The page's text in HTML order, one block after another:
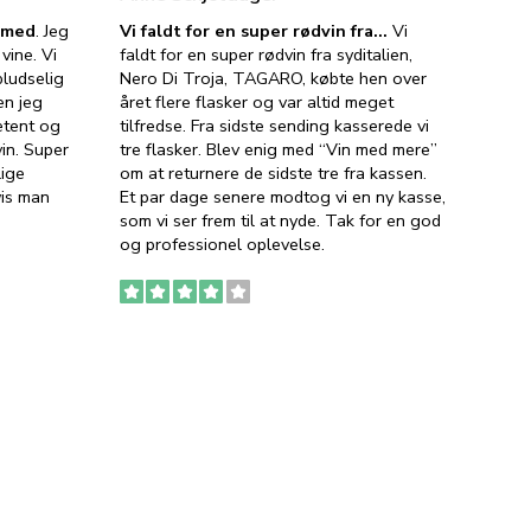
. Jeg
Vi
jeg
og
Super
man
Vi faldt for en super rødvin fra… Vi
faldt for en super rødvin fra syditalien,
Nero Di Troja, TAGARO, købte hen over
året flere flasker og var altid meget
tilfredse. Fra sidste sending kasserede vi
tre flasker. Blev enig med “Vin med mere”
om at returnere de sidste tre fra kassen.
Et par dage senere modtog vi en ny kasse,
som vi ser frem til at nyde. Tak for en god
og professionel oplevelse.